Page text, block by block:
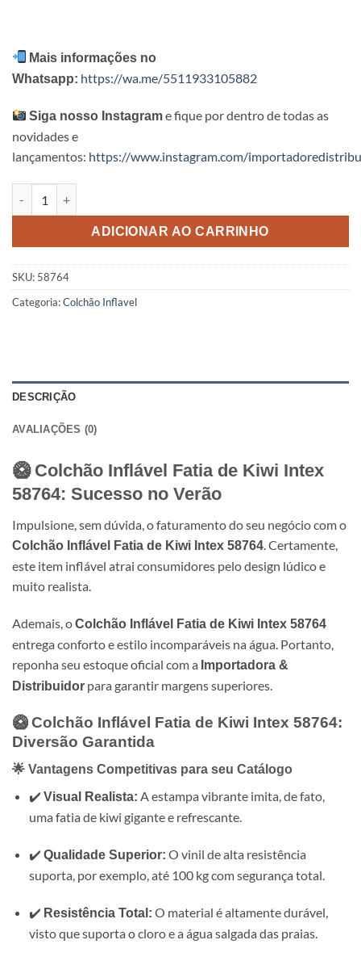
Mais informações no
Whatsapp: https://wa.me/5511933105882
Siga nosso Instagrame fique por dentro de todas as
novidades e
lançamentos: https://www.instagram.com/
ADICIONAR AO CARRINHO
SKU: 58764
Categoria:Colchão Inflavel
DESCRIÇÃO
AVALIAÇÕES (0)
🥝 Colchão Inflável Fatia de Kiwi Intex
58764: Sucesso no Verão
Impulsione, sem dúvida, o faturamento do seu negócio com o
Colchão Inflável Fatia de Kiwi Intex 58764. Certamente,
este item inflável atrai consumidores pelo design lúdico e
muito realista.
Ademais, oColchão Inflável Fatia de Kiwi Intex 58764
entrega conforto e estilo incomparáveis na água. Portanto,
reponha seu estoque oficial com a Importadora &
Distribuidor para garantir margens superiores.
🥝 Colchão Inflável Fatia de Kiwi Intex 58764:
Diversão Garantida
🌟 Vantagens Competitivas para seu Catálogo
✔️ Visual Realista: A estampa vibrante imita, de fato,
uma fatia de kiwi gigante e refrescante.
✔️ Qualidade Superior: O vinil de alta resistência
suporta, por exemplo, até 100 kg com segurança total.
✔️ Resistência Total: O material é altamente durável,
visto que suporta o cloro e a água salgada das praias.